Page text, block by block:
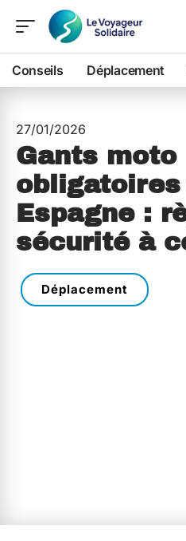
Conseils Déplacement
27/01/2026
Gants moto
obligatoires
Espagne :
sécurité à
Déplacement